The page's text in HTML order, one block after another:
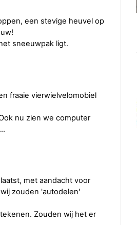
een stevige heuvel op
sneeuwpak ligt.
fraaie vierwielvelomobiel
nu zien we computer
…
met aandacht voor
zouden 'autodelen'
Zouden wij het er